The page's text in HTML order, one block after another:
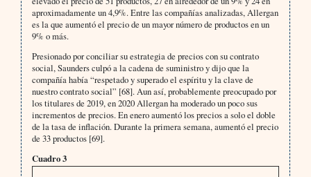
aproximadamente un 4,9%. Entre las compañías analizadas, Allergan
es la que aumentó el precio de un mayor número de productos en un
9% o más.
Presionado por conciliar su estrategia de precios con su contrato
social, Saunders culpó a la cadena de suministro y dijo que la
compañía había “respetado y superado el espíritu y la clave de
nuestro contrato social” [68]. Aun así, probablemente preocupado por
los titulares de 2019, en 2020 Allergan ha moderado un poco sus
incrementos de precios. En enero aumentó los precios a solo el doble
de la tasa de inflación. Durante la primera semana, aumentó el precio
de 33 productos [69].
Cuadro 3